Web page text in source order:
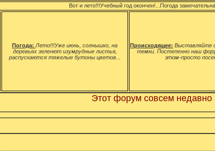
Вот и лето!!!Учебный год окончен!...Погода
Погода: Лето!!!Уже июнь, солнышко, на
деревьях зеленют изумрудные листья,
распускаются тяжелые бутоны цветов...
Происходящее: Выставляйте
темки. Постепенно наш
этом-просто
Этот форум совсем недавно